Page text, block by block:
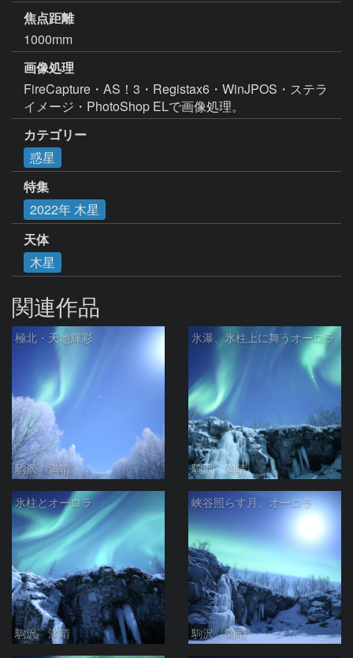
焦点距離
1000mm
画像処理
FireCapture・AS！3・Registax6・WinJPOS・ステラ
イメージ・PhotoShop ELで画像処理。
カテゴリー
惑星
特集
2022年 木星
天体
木星
関連作品
極北・天地輝彩
駒沢 満晴
氷瀑、氷柱上に舞うオーロラ
駒沢 満晴
氷柱とオーロラ
駒沢 満晴
峡谷照らす月、オーロラ
駒沢 満晴